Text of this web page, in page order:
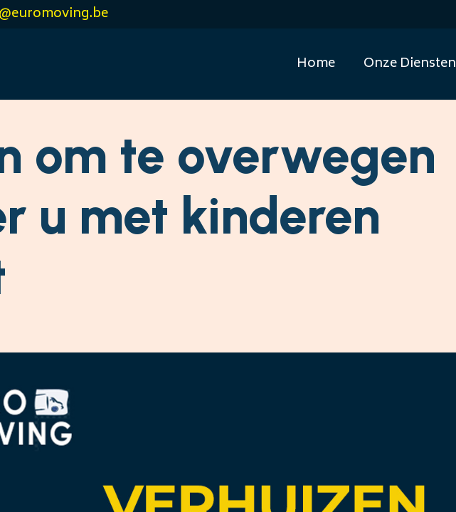
Home Onze Diensten
om te overwegen
u met kinderen